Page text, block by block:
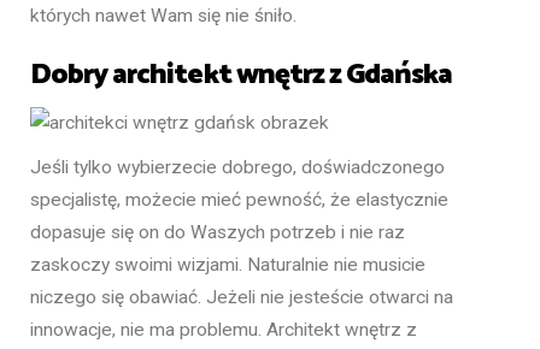
których nawet Wam się nie śniło.
Dobry architekt wnętrz z Gdańska
Jeśli tylko wybierzecie dobrego, doświadczonego
specjalistę, możecie mieć pewność, że elastycznie
dopasuje się on do Waszych potrzeb i nie raz
zaskoczy swoimi wizjami. Naturalnie nie musicie
niczego się obawiać. Jeżeli nie jesteście otwarci na
innowacje, nie ma problemu. Architekt wnętrz z